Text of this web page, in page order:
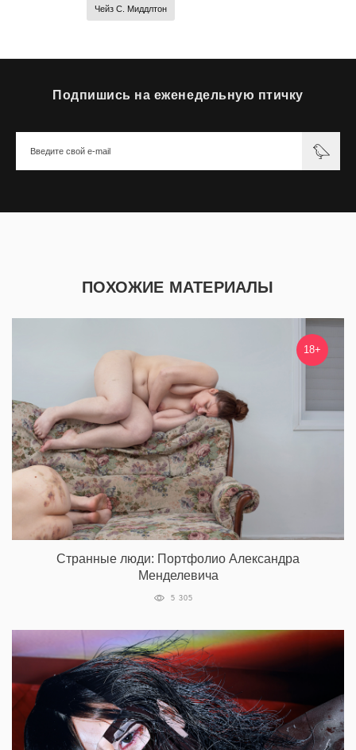
Чейз С. Миддлтон
Подпишись на еженедельную птичку
ПОХОЖИЕ МАТЕРИАЛЫ
18+
Странные люди: Портфолио Александра
Менделевича
5 305